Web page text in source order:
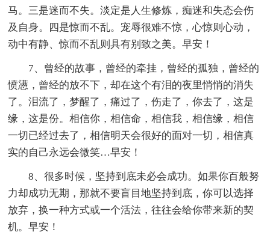
马。三是迷而不失。淡定是人生修炼，痴迷和失态会伤
及自身。四是惊而不乱。宠辱很难不惊，心惊则心动，
动中有静、惊而不乱则具有别致之美。早安！
7、曾经的故事，曾经的牵挂，曾经的孤独，曾经的
愤懑，曾经的放不下，却在这个有泪的夜里悄悄的消失
了。泪流了，梦醒了，痛过了，伤走了，你去了，这是
缘，这是份。相信你，相信命，相信我，相信缘，相信
一切已经过去了，相信明天会很好的面对一切，相信真
实的自己永远会微笑…早安！
8、很多时候，坚持到底未必会成功。如果你百般努
力却成功无期，那就不要盲目地坚持到底，你可以选择
放弃，换一种方式或一个活法，往往会给你带来新的契
机。早安！